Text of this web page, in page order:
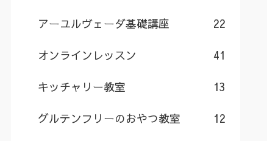
アーユルヴェーダ基礎講座 22
オンラインレッスン 41
キッチャリー教室 13
グルテンフリーのおやつ教室 12